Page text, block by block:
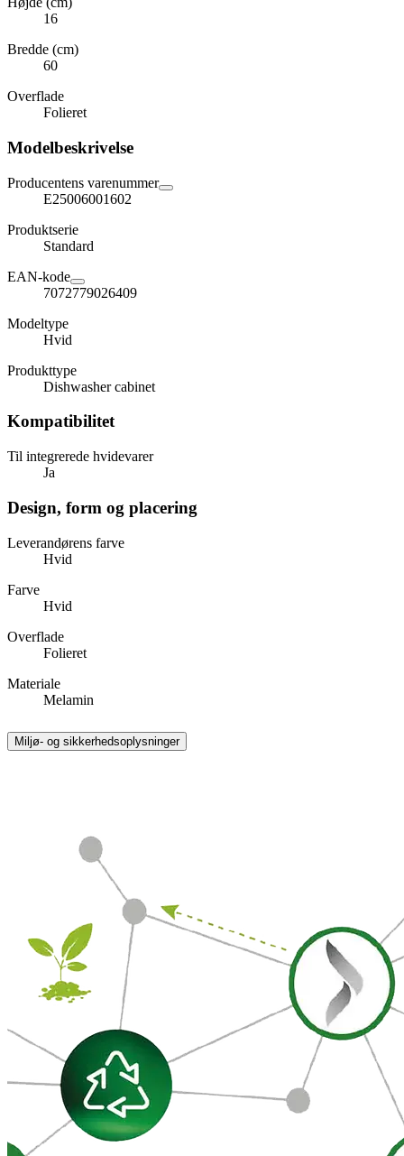
16
Bredde (cm)
60
Overflade
Folieret
Modelbeskrivelse
Producentens varenummer
E25006001602
Produktserie
Standard
EAN-kode
7072779026409
Modeltype
Hvid
Produkttype
Dishwasher cabinet
Kompatibilitet
Til integrerede hvidevarer
Ja
Design, form og placering
Leverandørens farve
Hvid
Farve
Hvid
Overflade
Folieret
Materiale
Melamin
Miljø- og sikkerhedsoplysninger